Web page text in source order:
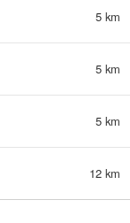
5 km
5 km
5 km
12 km